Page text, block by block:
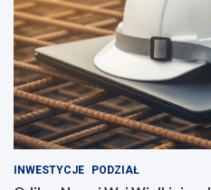
INWESTYCJE PODZIAŁ